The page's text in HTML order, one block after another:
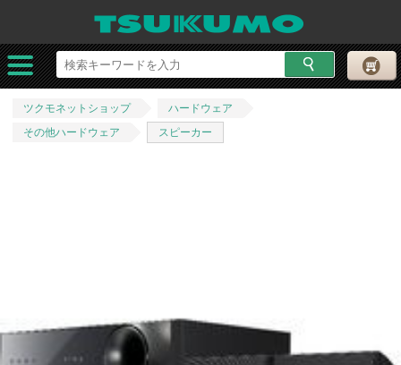
ツクモネットショップ
ハードウェア
その他ハードウェア
スピーカー